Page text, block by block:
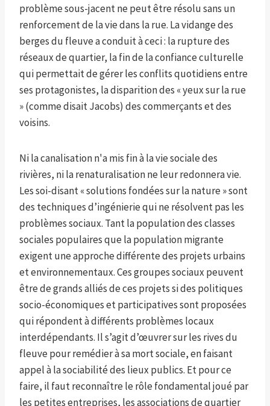
problème sous-jacent ne peut être résolu sans un
renforcement de la vie dans la rue. La vidange des
berges du fleuve a conduit à ceci : la rupture des
réseaux de quartier, la fin de la confiance culturelle
qui permettait de gérer les conflits quotidiens entre
ses protagonistes, la disparition des « yeux sur la rue
» (comme disait Jacobs) des commerçants et des
voisins.
Ni la canalisation n'a mis fin à la vie sociale des
rivières, ni la renaturalisation ne leur redonnera vie.
Les soi-disant « solutions fondées sur la nature » sont
des techniques d’ingénierie qui ne résolvent pas les
problèmes sociaux. Tant la population des classes
sociales populaires que la population migrante
exigent une approche différente des projets urbains
et environnementaux. Ces groupes sociaux peuvent
être de grands alliés de ces projets si des politiques
socio-économiques et participatives sont proposées
qui répondent à différents problèmes locaux
interdépendants. Il s’agit d’œuvrer sur les rives du
fleuve pour remédier à sa mort sociale, en faisant
appel à la sociabilité des lieux publics. Et pour ce
faire, il faut reconnaître le rôle fondamental joué par
les petites entreprises, les associations de quartier